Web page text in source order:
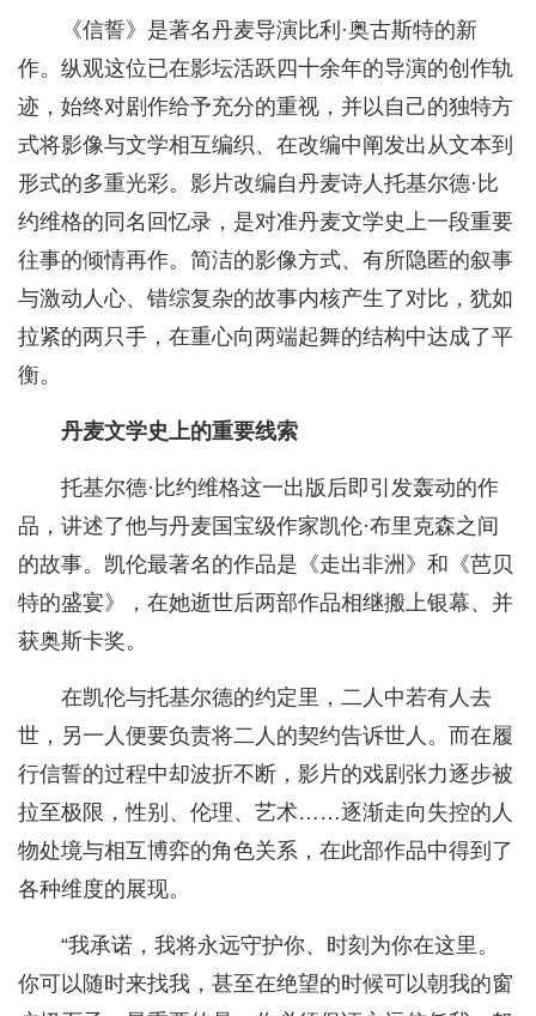
《信誓》是著名丹麦导演比利·奥古斯特的新
作。纵观这位已在影坛活跃四十余年的导演的创作轨
迹，始终对剧作给予充分的重视，并以自己的独特方
式将影像与文学相互编织、在改编中阐发出从文本到
形式的多重光彩。影片改编自丹麦诗人托基尔德·比
约维格的同名回忆录，是对准丹麦文学史上一段重要
往事的倾情再作。简洁的影像方式、有所隐匿的叙事
与激动人心、错综复杂的故事内核产生了对比，犹如
拉紧的两只手，在重心向两端起舞的结构中达成了平
衡。
丹麦文学史上的重要线索
托基尔德·比约维格这一出版后即引发轰动的作
品，讲述了他与丹麦国宝级作家凯伦·布里克森之间
的故事。凯伦最著名的作品是《走出非洲》和《芭贝
特的盛宴》，在她逝世后两部作品相继搬上银幕、并
获奥斯卡奖。
在凯伦与托基尔德的约定里，二人中若有人去
世，另一人便要负责将二人的契约告诉世人。而在履
行信誓的过程中却波折不断，影片的戏剧张力逐步被
拉至极限，性别、伦理、艺术……逐渐走向失控的人
物处境与相互博弈的角色关系，在此部作品中得到了
各种维度的展现。
“我承诺，我将永远守护你、时刻为你在这里。
你可以随时来找我，甚至在绝望的时候可以朝我的窗